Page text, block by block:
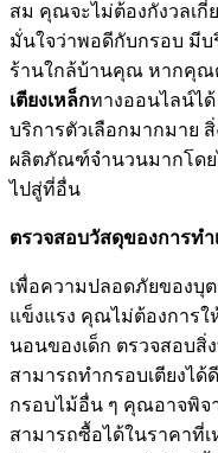
สม คุณจะไม่ต้องกังวลเกี่
มั่นใจว่าพอดีกับกรอบ มีบ
ร้านใกล้บ้านคุณ หากคุณ
เตียงเหล็กทางออนไลน์ไ
บริการตัวเลือกมากมาย
ผลิตภัณฑ์จำนวนมากโดย
ไปสู่ที่อื่น
ตรวจสอบวัสดุของการท
เพื่อความปลอดภัยของบุ
แข็งแรง คุณไม่ต้องการใ
นอนของเด็ก ตรวจสอบสิ่
สามารถทำกรอบเตียงได้
กรอบไม้อื่น ๆ คุณอาจพิจ
สามารถซื้อได้ในราคาที่